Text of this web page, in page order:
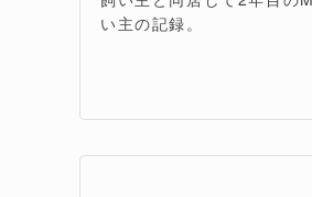
い主の記録。